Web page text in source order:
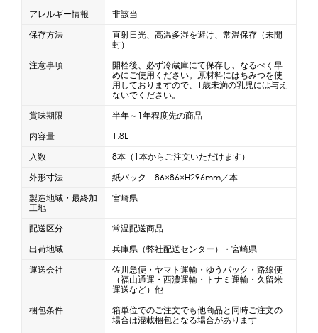
台湾かき氷「Snow-kiss（スノーキッス）」
アレルギー情報
非該当
保存方法
直射日光、高温多湿を避け、常温保存（未開
封）
注意事項
開栓後、必ず冷蔵庫にて保存し、なるべく早
めにご使用ください。原材料にはちみつを使
用しておりますので、1歳未満の乳児には与え
ないでください。
賞味期限
半年～1年程度先の商品
内容量
1.8L
入数
8本（1本からご注文いただけます）
外形寸法
紙パック 86×86×H296mm／本
製造地域・最終加
工地
宮崎県
配送区分
常温配送商品
出荷地域
兵庫県（弊社配送センター）・宮崎県
運送会社
佐川急便・ヤマト運輸・ゆうパック・路線便
（福山通運・西濃運輸・トナミ運輸・久留米
運送など）他
梱包条件
箱単位でのご注文でも他商品と同時ご注文の
場合は混載梱包となる場合があります